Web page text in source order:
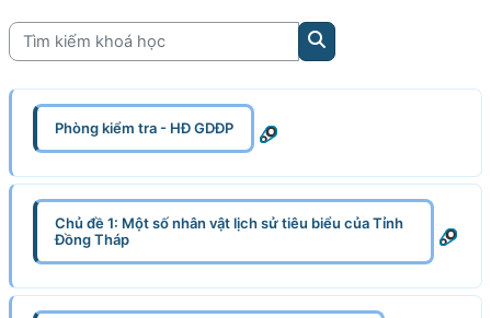
Tìm kiếm khoá học
Tìm kiếm khoá học
Phòng kiểm tra - HĐ GDĐP
Chủ đề 1: Một số nhân vật lịch sử tiêu biểu của Tỉnh
Đồng Tháp